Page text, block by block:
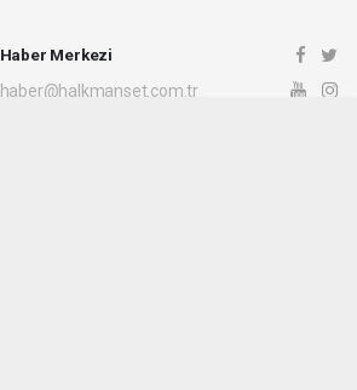
Haber Merkezi
haber@halkmanset.com.tr